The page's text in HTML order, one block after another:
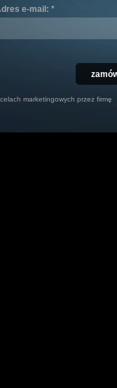
e-mail: *
marketingowych przez firmę